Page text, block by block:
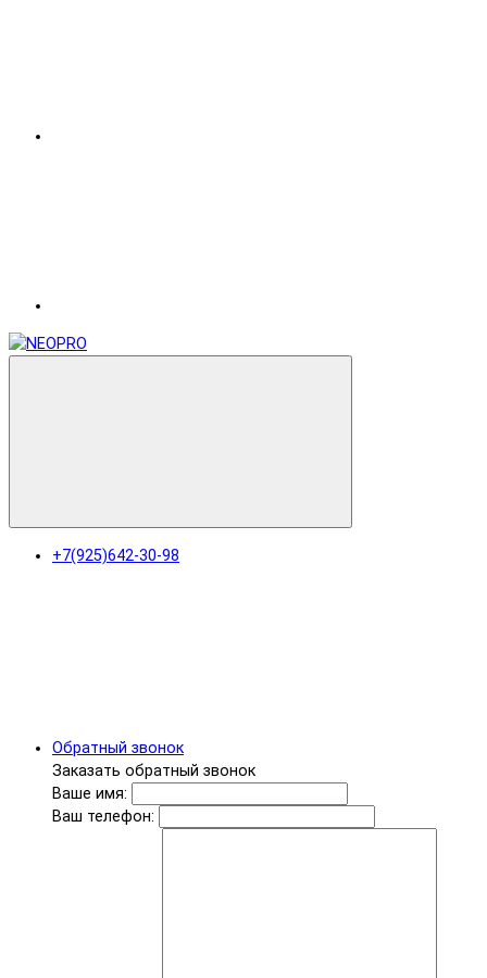
+7(925)642-30-98
Обратный звонок
Заказать обратный звонок
Ваше имя:
Ваш телефон: